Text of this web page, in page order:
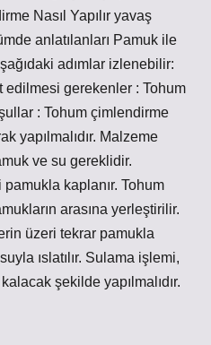
Nasıl Yapılır yavaş
anlatılanları Pamuk ile
adımlar izlenebilir:
edilmesi gerekenler : Tohum
: Tohum çimlendirme
yapılmalıdır. Malzeme
ve su gereklidir.
kaplanır. Tohum
arasına yerleştirilir.
üzeri tekrar pamukla
ıslatılır. Sulama işlemi,
şekilde yapılmalıdır.